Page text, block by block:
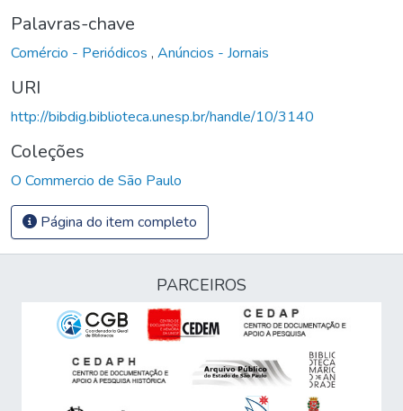
Palavras-chave
Comércio - Periódicos , Anúncios - Jornais
URI
http://bibdig.biblioteca.unesp.br/handle/10/3140
Coleções
O Commercio de São Paulo
Página do item completo
PARCEIROS